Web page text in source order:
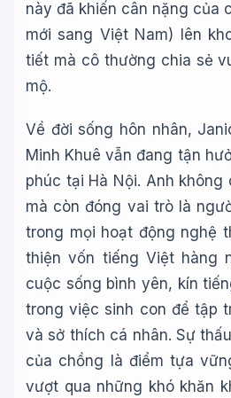
này đã khiến cân nặng của
mới sang Việt Nam) lên
tiết mà cô thường chia sẻ
mộ.
Về đời sống hôn nhân,
Minh Khuê vẫn đang tận
phúc tại Hà Nội. Anh
mà còn đóng vai trò là
trong mọi hoạt động nghệ
thiện vốn tiếng Việt hàng
cuộc sống bình yên, kín
trong việc sinh con để tập
và sở thích cá nhân. Sự
của chồng là điểm tựa
vượt qua những khó khăn